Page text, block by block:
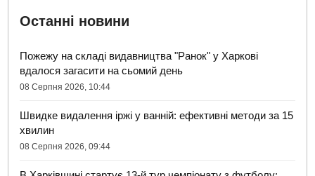
Останні новини
Пожежу на складі видавництва "Ранок" у Харкові
вдалося загасити на сьомий день
08 Серпня 2026, 10:44
Швидке видалення іржі у ванній: ефективні методи за 15
хвилин
08 Серпня 2026, 09:44